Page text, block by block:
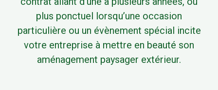
plus ponctuel lorsqu’une occasion
particulière ou un évènement spécial incite
votre entreprise à mettre en beauté son
aménagement paysager extérieur.